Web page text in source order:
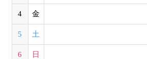
4 金
5 土
6 日